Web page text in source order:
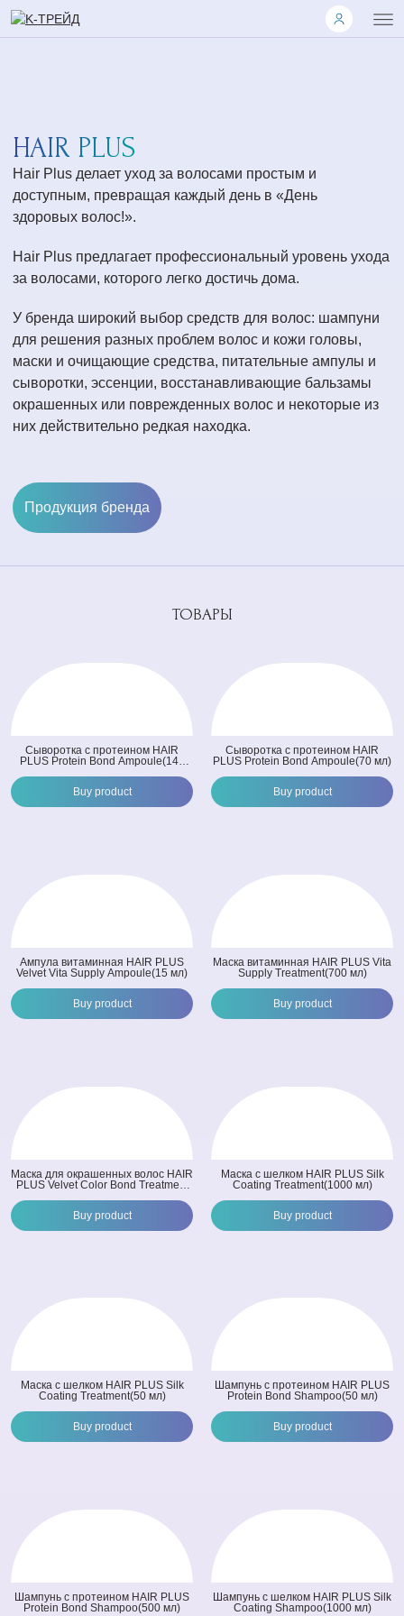
HAIR PLUS
Hair Plus делает уход за волосами простым и
доступным, превращая каждый день в «День
здоровых волос!».
Hair Plus предлагает профессиональный уровень ухода
за волосами, которого легко достичь дома.
У бренда широкий выбор средств для волос: шампуни
для решения разных проблем волос и кожи головы,
маски и очищающие средства, питательные ампулы и
сыворотки, эссенции, восстанавливающие бальзамы
окрашенных или поврежденных волос и некоторые из
них действительно редкая находка.
Продукция бренда
ТОВАРЫ
Cыворотка c протеином HAIR
PLUS Protein Bond Ampoule(145
Buy product
Cыворотка c протеином HAIR
PLUS Protein Bond Ampoule(70 мл)
Buy product
Ампула витаминная HAIR PLUS
Velvet Vita Supply Ampoule(15 мл)
Buy product
Маска витаминная HAIR PLUS Vita
Supply Treatment(700 мл)
Buy product
Маска для окрашенных волос HAIR
PLUS Velvet Color Bond Treatment
Buy product
Маска с шелком HAIR PLUS Silk
Coating Treatment(1000 мл)
Buy product
Маска с шелком HAIR PLUS Silk
Coating Treatment(50 мл)
Buy product
Шампунь c протеином HAIR PLUS
Protein Bond Shampoo(50 мл)
Buy product
Шампунь c протеином HAIR PLUS
Protein Bond Shampoo(500 мл)
Шампунь c шелком HAIR PLUS Silk
Coating Shampoo(1000 мл)